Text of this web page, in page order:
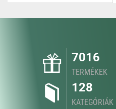
7016
TERMÉKEK
128
KATEGÓRIÁK